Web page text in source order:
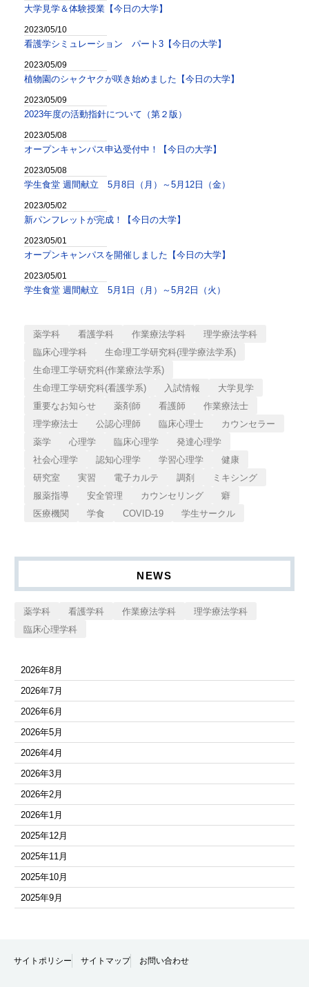
大学見学＆体験授業【今日の大学】
2023/05/10
看護学シミュレーション パート3【今日の大学】
2023/05/09
植物園のシャクヤクが咲き始めました【今日の大学】
2023/05/09
2023年度の活動指針について（第２版）
2023/05/08
オープンキャンパス申込受付中！【今日の大学】
2023/05/08
学生食堂 週間献立 5月8日（月）～5月12日（金）
2023/05/02
新パンフレットが完成！【今日の大学】
2023/05/01
オープンキャンパスを開催しました【今日の大学】
2023/05/01
学生食堂 週間献立 5月1日（月）～5月2日（火）
薬学科 看護学科 作業療法学科
理学療法学科
臨床心理学科
生命理工学研究科(理学療法学系)
生命理工学研究科(作業療法学系)
生命理工学研究科(看護学系)
入試情報
大学見学
重要なお知らせ
薬剤師 看護師
作業療法士
理学療法士
公認心理師 臨床心理士
カウンセラー
薬学
心理学 臨床心理学
発達心理学
社会心理学
認知心理学 学習心理学
健康
研究室
実習 電子カルテ 調剤
ミキシング
服薬指導
安全管理 カウンセリング
癖
医療機関
学食 COVID-19 学生サークル
NEWS
薬学科 看護学科 作業療法学科
理学療法学科
臨床心理学科
2026年8月
2026年7月
2026年6月
2026年5月
2026年4月
2026年3月
2026年2月
2026年1月
2025年12月
2025年11月
2025年10月
2025年9月
2025年6月
サイトポリシー サイトマップ お問い合わせ